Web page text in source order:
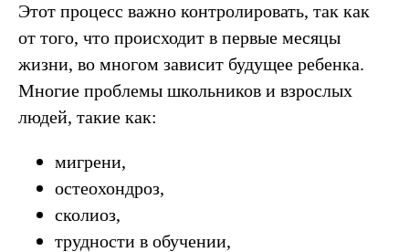
Этот процесс важно контролировать, так как
от того, что происходит в первые месяцы
жизни, во многом зависит будущее ребенка.
Многие проблемы школьников и взрослых
людей, такие как:
мигрени,
остеохондроз,
сколиоз,
трудности в обучении,